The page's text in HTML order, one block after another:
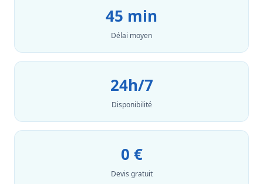
45 min
Délai moyen
24h/7
Disponibilité
0 €
Devis gratuit